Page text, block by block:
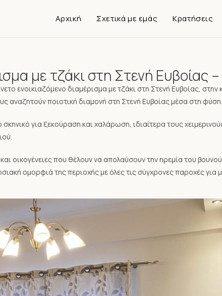
Αρχική Σχετικά με εμάς Κρατήσεις
με τζάκι στη Στενή Ευβοίας
ενοικιαζόμενο διαμέρισμα με τζάκι στη Στενή Ευβοίας,
αναζητούν ποιοτική διαμονή στη Στενή Ευβοίας μέσα στη φύση.
για ξεκούραση και χαλάρωση, ιδιαίτερα τους
και οικογένειες που θέλουν να απολαύσουν την ηρεμία του
ομορφιά της περιοχής με όλες τις σύγχρονες παροχές για